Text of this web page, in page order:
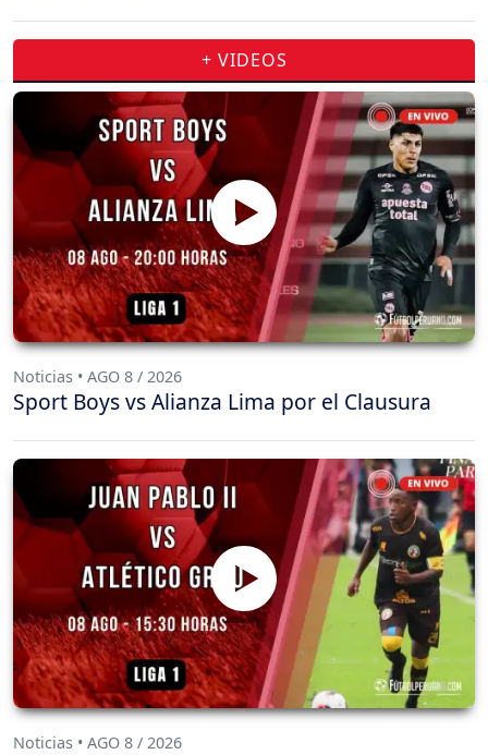
+ VIDEOS
Noticias • AGO 8 / 2026
Sport Boys vs Alianza Lima por el Clausura
Noticias • AGO 8 / 2026